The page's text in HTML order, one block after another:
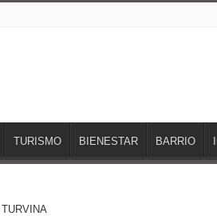
TURISMO BIENESTAR BARRIO
TURVINA